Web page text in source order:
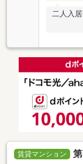
二人入
賃貸マンション